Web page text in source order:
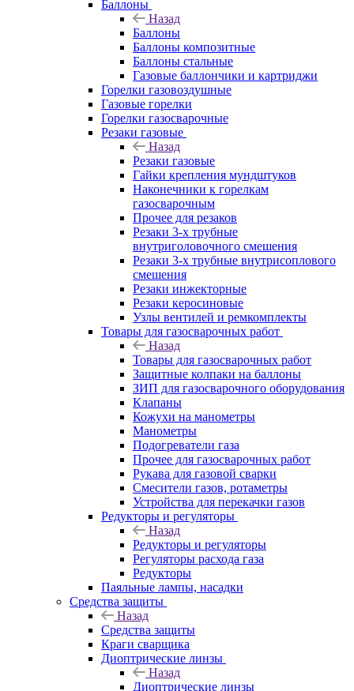
Баллоны
Назад
Баллоны
Баллоны композитные
Баллоны стальные
Газовые баллончики и картриджи
Горелки газовоздушные
Газовые горелки
Горелки газосварочные
Резаки газовые
Назад
Резаки газовые
Гайки крепления мундштуков
Наконечники к горелкам
газосварочным
Прочее для резаков
Резаки 3-х трубные
внутриголовочного смешения
Резаки 3-х трубные внутрисоплового
смешения
Резаки инжекторные
Резаки керосиновые
Узлы вентилей и ремкомплекты
Товары для газосварочных работ
Назад
Товары для газосварочных работ
Защитные колпаки на баллоны
ЗИП для газосварочного оборудования
Клапаны
Кожухи на манометры
Манометры
Подогреватели газа
Прочее для газосварочных работ
Рукава для газовой сварки
Смесители газов, ротаметры
Устройства для перекачки газов
Редукторы и регуляторы
Назад
Редукторы и регуляторы
Регуляторы расхода газа
Редукторы
Паяльные лампы, насадки
Средства защиты
Назад
Средства защиты
Краги сварщика
Диоптрические линзы
Назад
Диоптрические линзы